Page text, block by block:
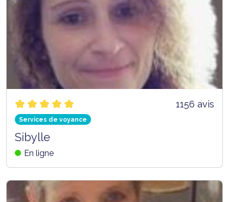
1156 avis
Services de voyance
Sibylle
En ligne